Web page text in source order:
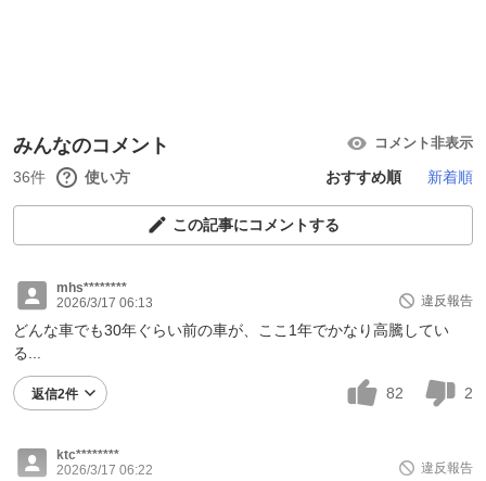
みんなのコメント コメント非表示
36件 使い方 おすすめ順 新着順
この記事にコメントする
mhs********
2026/3/17 06:13
違反報告
どんな車でも30年ぐらい前の車が、ここ1年でかなり高騰してい
る...
返信2件 82 2
ktc********
2026/3/17 06:22
違反報告